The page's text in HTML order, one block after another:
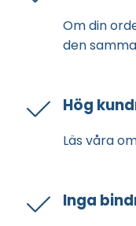
Om din
den
Hög
Läs våra
Inga